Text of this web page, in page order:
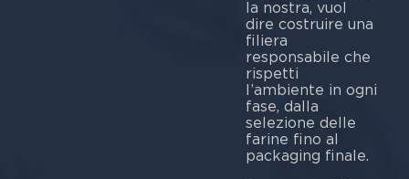
la nostra, vuol
dire costruire una
filiera
responsabile che
rispetti
l’ambiente in ogni
fase, dalla
selezione delle
farine fino al
packaging finale.